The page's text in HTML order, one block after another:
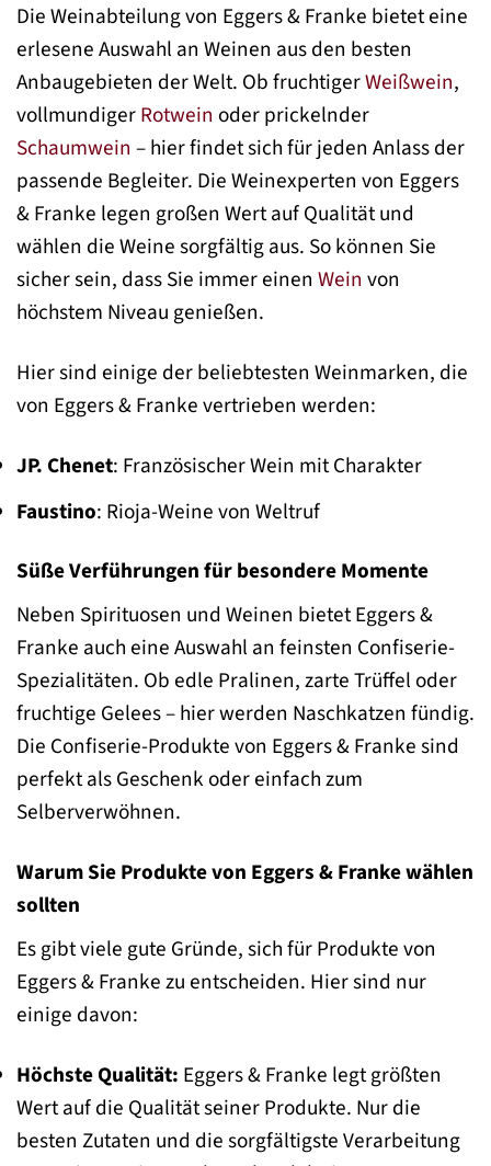
Die Weinabteilung von Eggers & Franke bietet eine
erlesene Auswahl an Weinen aus den besten
Anbaugebieten der Welt. Ob fruchtigerWeißwein,
vollmundigerRotwein oder prickelnder
Schaumwein – hier findet sich für jeden Anlass der
passende Begleiter. Die Weinexperten von Eggers
& Franke legen großen Wert auf Qualität und
wählen die Weine sorgfältig aus. So können Sie
sicher sein, dass Sie immer einen Wein von
höchstem Niveau genießen.
Hier sind einige der beliebtesten Weinmarken, die
von Eggers & Franke vertrieben werden:
JP. Chenet: Französischer Wein mit Charakter
Faustino: Rioja-Weine von Weltruf
Süße Verführungen für besondere Momente
Neben Spirituosen und Weinen bietet Eggers &
Franke auch eine Auswahl an feinsten Confiserie-
Spezialitäten. Ob edle Pralinen, zarte Trüffel oder
fruchtige Gelees – hier werden Naschkatzen fündig.
Die Confiserie-Produkte von Eggers & Franke sind
perfekt als Geschenk oder einfach zum
Selberverwöhnen.
Warum Sie Produkte von Eggers & Franke wählen
sollten
Es gibt viele gute Gründe, sich für Produkte von
Eggers & Franke zu entscheiden. Hier sind nur
einige davon:
Höchste Qualität: Eggers & Franke legt größten
Wert auf die Qualität seiner Produkte. Nur die
besten Zutaten und die sorgfältigste Verarbeitung